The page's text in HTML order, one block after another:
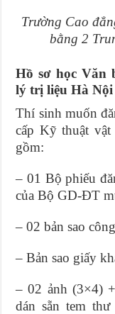
Trường Cao
bằng 2
Hồ sơ học Văn
lý trị liệu Hà Nội
Thí sinh muốn
cấp Kỹ thuật
gồm:
– 01 Bộ phiếu
của Bộ GD-ĐT
– 02 bản sao
– Bản sao giấy
– 02 ảnh (3×4)
dán sẵn tem